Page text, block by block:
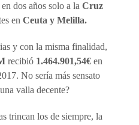
dos años solo a la Cruz
en Ceuta y Melilla.
y con la misma finalidad,
recibió 1.464.901,54€ en
No sería más sensato
valla decente?
trincan los de siempre, la